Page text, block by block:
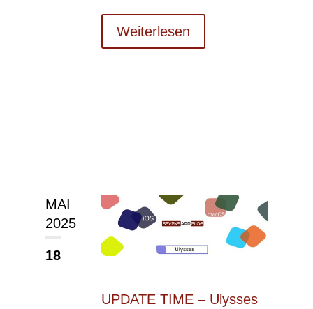
Weiterlesen
MAI
2025
18
UPDATE TIME – Ulysses